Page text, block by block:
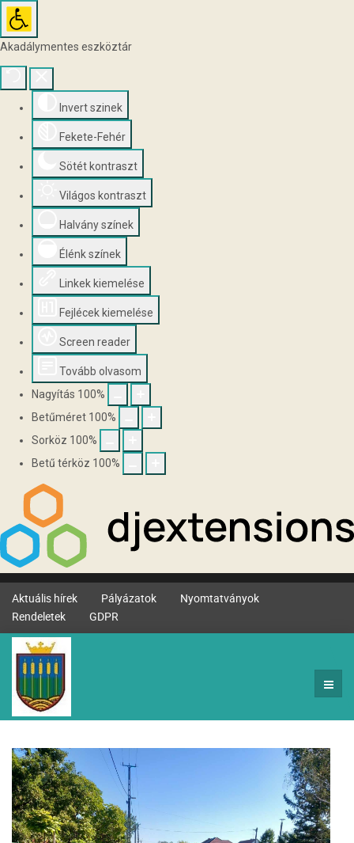
Akadálymentes eszköztár
Invert szinek
Fekete-Fehér
Sötét kontraszt
Világos kontraszt
Halvány színek
Élénk színek
Linkek kiemelése
Fejlécek kiemelése
Screen reader
Tovább olvasom
Nagyítás 100%
Betűméret 100%
Sorköz 100%
Betű térköz 100%
Aktuális hírek Pályázatok
Nyomtatványok
Rendeletek
GDPR